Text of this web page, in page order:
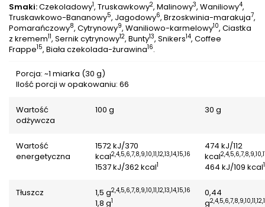
Smaki:Czekoladowy1, Truskawkowy2, Malinowy3, Waniliowy4,
Truskawkowo-Bananowy5, Jagodowy6, Brzoskwinia-marakuja7,
Pomarańczowy8, Cytrynowy9, Waniliowo-karmelowy10, Ciastka
z kremem11, Sernik cytrynowy12, Bunty13, Snikers14, Coffee
Frappe15, Biała czekolada-żurawina16.
Porcja: ~1 miarka (30 g)
Ilość porcji w opakowaniu: 66
Wartość
odżywcza
100 g 30 g
Wartość
energetyczna
1572 kJ/370
kcal2,4,5,6,7,8,9,10,11,12,13,14,15,16
1537 kJ/362 kcal1
474 kJ/112
kcal
464 kJ/109 kcal1
Tłuszcz 1,5 g2,4,5,6,7,8,9,10,11,12,13,14,15,16
1,8 g1
0,44
g